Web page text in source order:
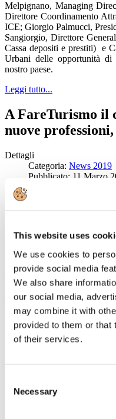
This website uses
We use cookies to
provide social media
We also share
our social media,
may combine it with
provided to them or that
of their services.
Selection
Necessary
Melpignano, Managing
Direttore Coordinamento
ICE; Giorgio Palmucci,
Sangiorgio, Direttore
Cassa depositi e prestiti) e
Urbani delle opportunità di
nostro paese.
Leggi tutto...
A FareTurismo il
nuove
Dettagli
Categoria: News 2019
Pubblicato: 11 Marzo
Il 14 marzo alle 11.00
del Master in Turismo e
ecosostenibilità della Luiss.
Leggi tutto...
La Vice
Sistemi
dell’acqua”
Il 4 marzo a Bari si è svolto
integrati: la via dell’acqua”